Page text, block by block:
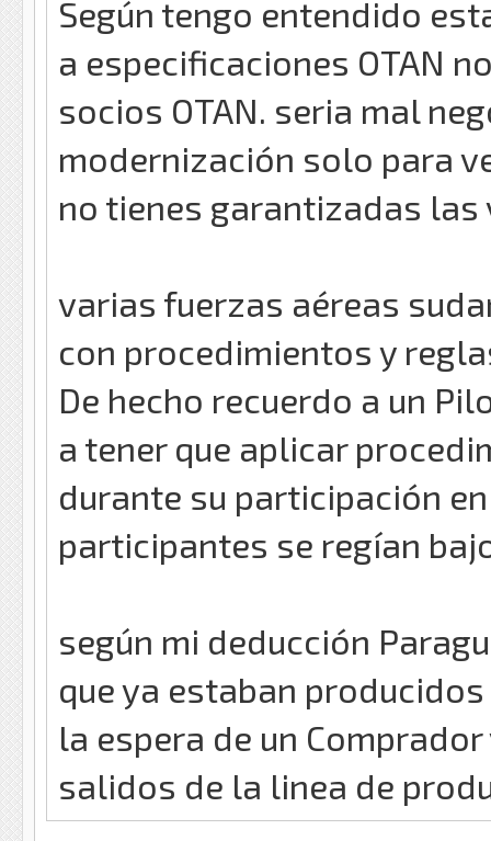
Según tengo entendido
a especificaciones OTAN
socios OTAN. seria mal
modernización solo para
no tienes garantizadas
varias fuerzas aéreas
con procedimientos y
De hecho recuerdo a un
a tener que aplicar
durante su participación
participantes se regían
según mi deducción
que ya estaban
la espera de un
salidos de la linea de